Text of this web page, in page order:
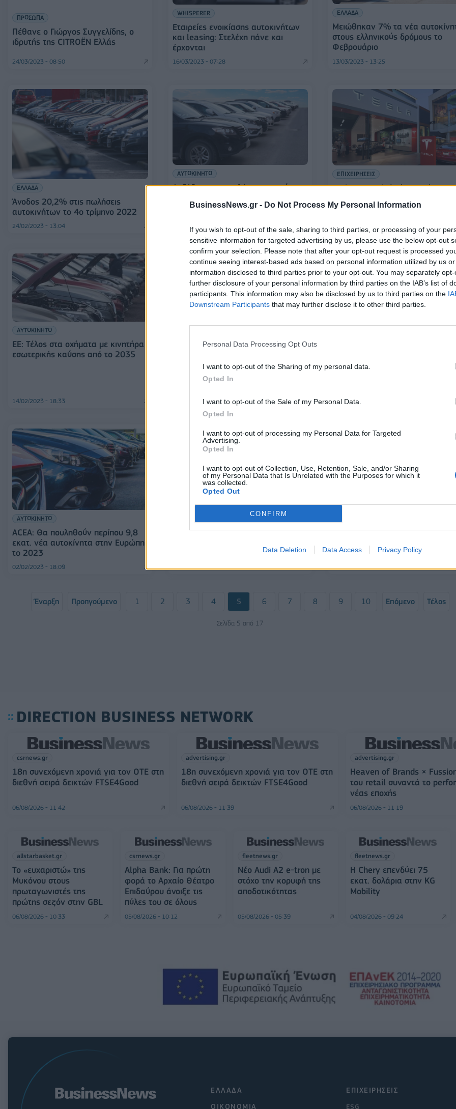
BusinessNews.gr - Do Not Process My Personal Information
If you wish to opt-out of the sale, sharing to third parties, or processing of your
sensitive information for targeted advertising by us, please use the below opt-out
confirm your selection. Please note that after your opt-out request is processed
continue seeing interest-based ads based on personal information utilized by us
information disclosed to third parties prior to your opt-out. You may separately
further disclosure of your personal information by third parties on the IAB’s list of
participants. This information may also be disclosed by us to third parties on the
Downstream Participants that may further disclose it to other third parties.
Personal Data Processing Opt Outs
I want to opt-out of the Sharing of my personal data.
Opted In
I want to opt-out of the Sale of my Personal Data.
Opted In
I want to opt-out of processing my Personal Data for Targeted
Advertising.
Opted In
I want to opt-out of Collection, Use, Retention, Sale, and/or Sharing
of my Personal Data that Is Unrelated with the Purposes for which it
was collected.
Opted Out
CONFIRM
Data Deletion Data Access Privacy Policy
ΠΡΟΣΩΠΑ
Πέθανε ο Γιώργος Συγγελίδης, ο
ιδρυτής της CITROËN Ελλάς
24/03/2023 - 08:50
WHISPERER
Eταιρείες ενοικίασης αυτοκινήτων
και leasing: Στελέχη πάνε και
έρχονται
16/03/2023 - 07:28
ΕΛΛΑΔΑ
Μειώθηκαν 7% τα νέα
στους ελληνικούς δρόμους το
Φεβρουάριο
13/03/2023 - 13:25
ΕΛΛΑΔΑ
Άνοδος 20,2% στις πωλήσεις
αυτοκινήτων το 4ο τρίμηνο 2022
24/02/2023 - 13:04
ΑΥΤΟΚΙΝΗΤΟ
Αυξήθηκαν οι πωλήσεις καινούριων
23/02/2023 - 10:30
ΕΠΙΧΕΙΡΗΣΕΙΣ
Tesla: Ανακαλεί πάνω από 360
Ποια μοντέλα αφορά
16/02/2023 - 20:40
ΑΥΤΟΚΙΝΗΤΟ
ΕΕ: Τέλος στα οχήματα με κινητήρα
εσωτερικής καύσης από το 2035
14/02/2023 - 18:33
Αύξηση 50% στην κυκλοφορία
νέων αυτοκινήτων στους
13/02/2023 - 13:50
Πρόστιμα σε όσους πούλησαν
07/02/2023 - 15:45
ΑΥΤΟΚΙΝΗΤΟ
ACEA: Θα πουληθούν περίπου 9,8
εκατ. νέα αυτοκίνητα στην Ευρώπη
το 2023
02/02/2023 - 18:09
Subaru: Ανακαλεί 271.000 Ascent,
14/12/2022 - 08:04
ΕΛΣΤΑΤ: Λιγότερα αυτοκίνητα
09/12/2022 - 12:39
Έναρξη Προηγούμενο 1 2 3 4 5 6 7 8 9 10 Επόμενο Τέλος
Σελίδα 5 από 17
DIRECTION BUSINESS NETWORK
csrnews.gr
18η συνεχόμενη χρονιά για τον ΟΤΕ στη
διεθνή σειρά δεικτών FTSE4Good
06/08/2026 - 11:42
advertising.gr
18η συνεχόμενη χρονιά για τον ΟΤΕ στη
διεθνή σειρά δεικτών FTSE4Good
06/08/2026 - 11:39
advertising.gr
Heaven of Brands ×
του retail συναντά το
νέας εποχής
06/08/2026 - 11:19
allstarbasket.gr
Το «ευχαριστώ» της
Μυκόνου στους
πρωταγωνιστές της
πρώτης σεζόν στην GBL
06/08/2026 - 10:33
csrnews.gr
Alpha Bank: Για πρώτη
φορά το Αρχαίο Θέατρο
Επιδαύρου άνοιξε τις
πύλες του σε όλους
05/08/2026 - 10:12
fleetnews.gr
Νέο Audi A2 e-tron με
στόχο την κορυφή της
αποδοτικότητας
05/08/2026 - 05:39
fleetnews.gr
Η Chery επενδύει 75
εκατ. δολάρια στην KG
Mobility
04/08/2026 - 09:24
ΕΠΙΧΕΙΡΗΣΕΙΣ
ESG
ΕΛΛΑΔΑ
ΟΙΚΟΝΟΜΙΑ